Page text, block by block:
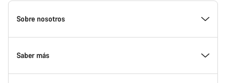
Canyon
Homepage
Sobre nosotros
Conoce Canyon
Saber más